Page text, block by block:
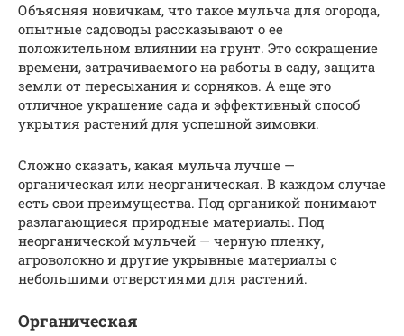
Объясняя новичкам, что такое мульча для огорода,
опытные садоводы рассказывают о ее
положительном влиянии на грунт. Это сокращение
времени, затрачиваемого на работы в саду, защита
земли от пересыхания и сорняков. А еще это
отличное украшение сада и эффективный способ
укрытия растений для успешной зимовки.
Сложно сказать, какая мульча лучше —
органическая или неорганическая. В каждом случае
есть свои преимущества. Под органикой понимают
разлагающиеся природные материалы. Под
неорганической мульчей — черную пленку,
агроволокно и другие укрывные материалы с
небольшими отверстиями для растений.
Органическая